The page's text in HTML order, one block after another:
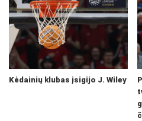
Kėdainių klubas įsigijo J. Wiley